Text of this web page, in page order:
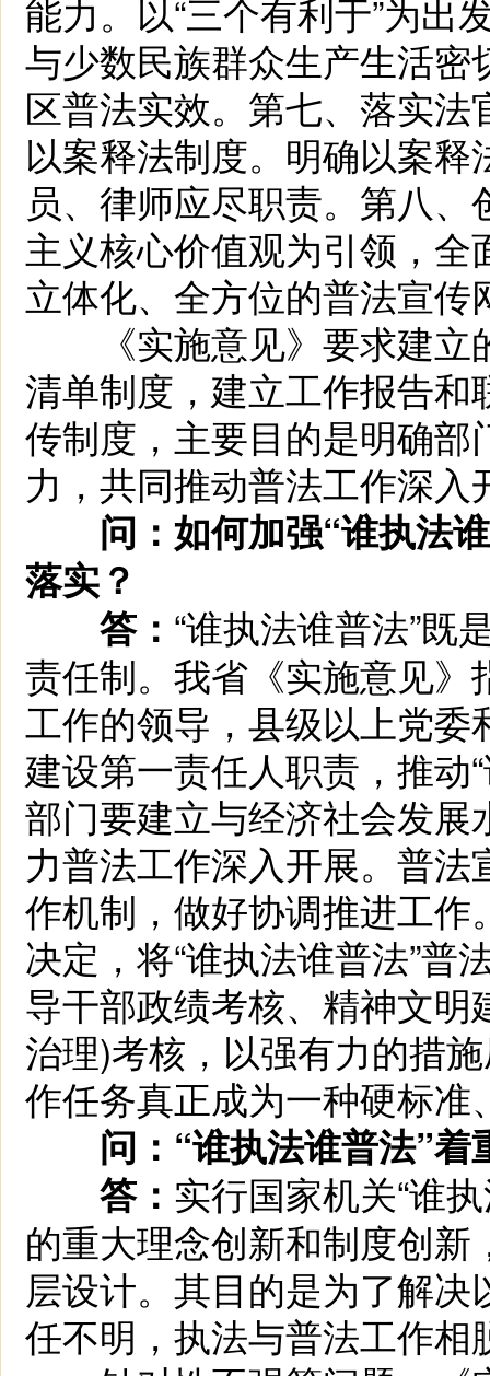
能力。以“三个有利于”为出
与少数民族群众生产生活
区普法实效。第七、落实
以案释法制度。明确以案
员、律师应尽职责。第八
主义核心价值观为引领，
立体化、全方位的普法宣传
《实施意见》要求建立
清单制度，建立工作报告
传制度，主要目的是明确
力，共同推动普法工作深入
问：如何加强“谁执法
落实？
答： “谁执法谁普法”既
责任制。我省《实施意见
工作的领导，县级以上党
建设第一责任人职责，推动
部门要建立与经济社会发
力普法工作深入开展。普
作机制，做好协调推进工
决定，将“谁执法谁普法”普
导干部政绩考核、精神文
治理)考核，以强有力的措
作任务真正成为一种硬标准
问：“谁执法谁普法”
答： 实行国家机关“谁
的重大理念创新和制度创
层设计。其目的是为了解
任不明，执法与普法工作